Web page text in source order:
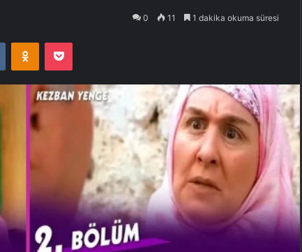
0 11 1 dakika okuma süresi
VKontakteOdnoklassniki
Pocket